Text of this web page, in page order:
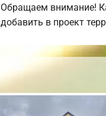
Обращаем внимание!
добавить в проект